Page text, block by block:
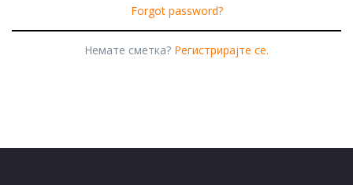
Forgot password?
Немате сметка? Регистрирајте се.